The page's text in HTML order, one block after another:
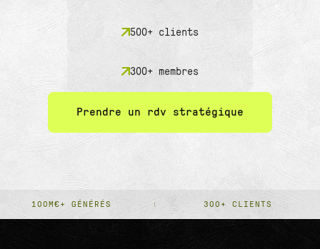
500+ clients
300+ membres
Prendre un rdv stratégique
100M€+ GÉNÉRÉS 300+ CLIENTS